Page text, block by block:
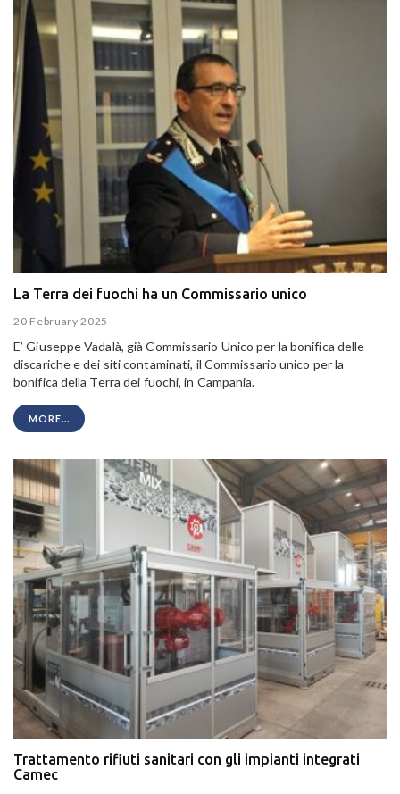
La Terra dei fuochi ha un Commissario unico
20 February 2025
E’ Giuseppe Vadalà, già Commissario Unico per la bonifica delle
discariche e dei siti contaminati, il Commissario unico per la
bonifica della Terra dei fuochi, in Campania.
MORE...
Trattamento rifiuti sanitari con gli impianti integrati
Camec